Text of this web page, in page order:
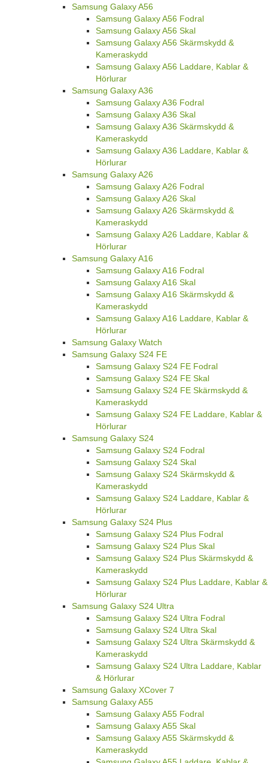
Samsung Galaxy A56
Samsung Galaxy A56 Fodral
Samsung Galaxy A56 Skal
Samsung Galaxy A56 Skärmskydd &
Kameraskydd
Samsung Galaxy A56 Laddare, Kablar &
Hörlurar
Samsung Galaxy A36
Samsung Galaxy A36 Fodral
Samsung Galaxy A36 Skal
Samsung Galaxy A36 Skärmskydd &
Kameraskydd
Samsung Galaxy A36 Laddare, Kablar &
Hörlurar
Samsung Galaxy A26
Samsung Galaxy A26 Fodral
Samsung Galaxy A26 Skal
Samsung Galaxy A26 Skärmskydd &
Kameraskydd
Samsung Galaxy A26 Laddare, Kablar &
Hörlurar
Samsung Galaxy A16
Samsung Galaxy A16 Fodral
Samsung Galaxy A16 Skal
Samsung Galaxy A16 Skärmskydd &
Kameraskydd
Samsung Galaxy A16 Laddare, Kablar &
Hörlurar
Samsung Galaxy Watch
Samsung Galaxy S24 FE
Samsung Galaxy S24 FE Fodral
Samsung Galaxy S24 FE Skal
Samsung Galaxy S24 FE Skärmskydd &
Kameraskydd
Samsung Galaxy S24 FE Laddare, Kablar &
Hörlurar
Samsung Galaxy S24
Samsung Galaxy S24 Fodral
Samsung Galaxy S24 Skal
Samsung Galaxy S24 Skärmskydd &
Kameraskydd
Samsung Galaxy S24 Laddare, Kablar &
Hörlurar
Samsung Galaxy S24 Plus
Samsung Galaxy S24 Plus Fodral
Samsung Galaxy S24 Plus Skal
Samsung Galaxy S24 Plus Skärmskydd &
Kameraskydd
Samsung Galaxy S24 Plus Laddare, Kablar &
Hörlurar
Samsung Galaxy S24 Ultra
Samsung Galaxy S24 Ultra Fodral
Samsung Galaxy S24 Ultra Skal
Samsung Galaxy S24 Ultra Skärmskydd &
Kameraskydd
Samsung Galaxy S24 Ultra Laddare, Kablar
& Hörlurar
Samsung Galaxy XCover 7
Samsung Galaxy A55
Samsung Galaxy A55 Fodral
Samsung Galaxy A55 Skal
Samsung Galaxy A55 Skärmskydd &
Kameraskydd